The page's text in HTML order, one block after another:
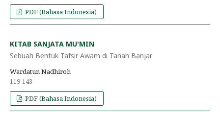
PDF (Bahasa Indonesia)
KITAB SANJATA MU'MIN
Sebuah Bentuk Tafsir Awam di Tanah Banjar
Wardatun Nadhiroh
119-143
PDF (Bahasa Indonesia)